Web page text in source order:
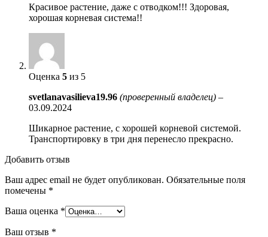
Красивое растение, даже с отводком!!! Здоровая,
хорошая корневая система!!
Оценка 5 из 5
svetlanavasilieva19.96 (проверенный владелец) –
03.09.2024
Шикарное растение, с хорошей корневой системой.
Транспортировку в три дня перенесло прекрасно.
Добавить отзыв
Ваш адрес email не будет опубликован. Обязательные поля
помечены *
Ваша оценка *
Ваш отзыв *